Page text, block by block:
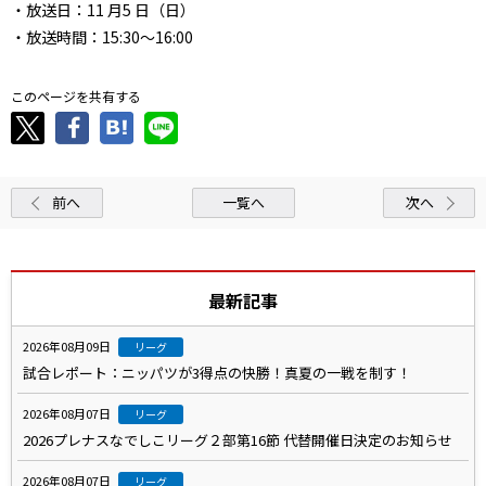
・放送日：11 月5 日（日）
・放送時間：15:30～16:00
このページを共有する
前へ 一覧へ 次へ
最新記事
2026年08月09日 リーグ
試合レポート：ニッパツが3得点の快勝！真夏の一戦を制す！
2026年08月07日 リーグ
2026プレナスなでしこリーグ２部第16節 代替開催日決定のお知らせ
2026年08月07日 リーグ